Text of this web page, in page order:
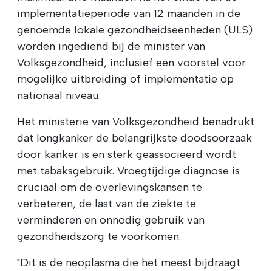
implementatieperiode van 12 maanden in de
genoemde lokale gezondheidseenheden (ULS)
worden ingediend bij de minister van
Volksgezondheid, inclusief een voorstel voor
mogelijke uitbreiding of implementatie op
nationaal niveau.
Het ministerie van Volksgezondheid benadrukt
dat longkanker de belangrijkste doodsoorzaak
door kanker is en sterk geassocieerd wordt
met tabaksgebruik. Vroegtijdige diagnose is
cruciaal om de overlevingskansen te
verbeteren, de last van de ziekte te
verminderen en onnodig gebruik van
gezondheidszorg te voorkomen.
"Dit is de neoplasma die het meest bijdraagt